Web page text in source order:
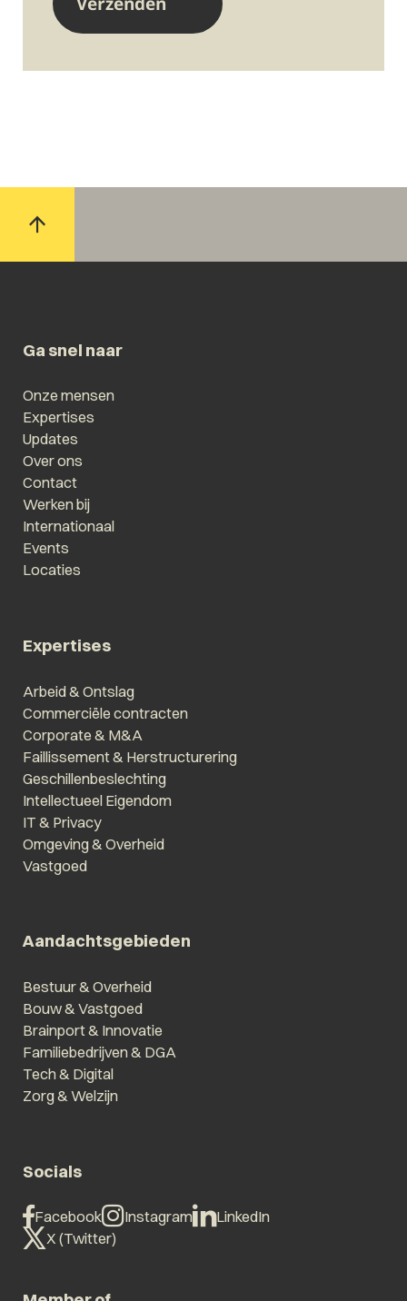
Ga snel naar
Onze mensen
Expertises
Updates
Over ons
Contact
Werken bij
Internationaal
Events
Locaties
Expertises
Arbeid & Ontslag
Commerciële contracten
Corporate & M&A
Faillissement & Herstructurering
Geschillenbeslechting
Intellectueel Eigendom
IT & Privacy
Omgeving & Overheid
Vastgoed
Aandachtsgebieden
Bestuur & Overheid
Bouw & Vastgoed
Brainport & Innovatie
Familiebedrijven & DGA
Tech & Digital
Zorg & Welzijn
Socials
Facebook Instagram
LinkedIn
X (Twitter)